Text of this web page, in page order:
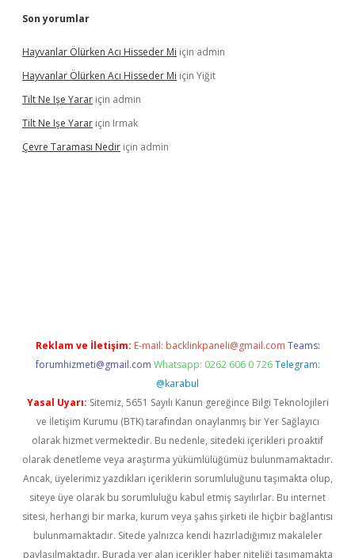
Son yorumlar
Hayvanlar Ölürken Acı Hisseder Mi için admin
Hayvanlar Ölürken Acı Hisseder Mi için Yiğit
Tilt Ne Işe Yarar için admin
Tilt Ne Işe Yarar için Irmak
Çevre Taraması Nedir için admin
Reklam ve İletişim: E-mail: backlinkpaneli@gmail.com Teams:
forumhizmeti@gmail.com Whatsapp: 0262 606 0 726 Telegram:
@karabul
Yasal Uyarı: Sitemiz, 5651 Sayılı Kanun gereğince Bilgi Teknolojileri
ve İletişim Kurumu (BTK) tarafından onaylanmış bir Yer Sağlayıcı
olarak hizmet vermektedir. Bu nedenle, sitedeki içerikleri proaktif
olarak denetleme veya araştırma yükümlülüğümüz bulunmamaktadır.
Ancak, üyelerimiz yazdıkları içeriklerin sorumluluğunu taşımakta olup,
siteye üye olarak bu sorumluluğu kabul etmiş sayılırlar. Bu internet
sitesi, herhangi bir marka, kurum veya şahıs şirketi ile hiçbir bağlantısı
bulunmamaktadır. Sitede yalnızca kendi hazırladığımız makaleler
paylaşılmaktadır. Burada yer alan içerikler haber niteliği taşımamakta